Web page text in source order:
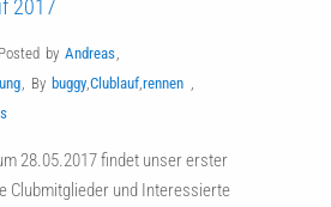
2017
Posted by Andreas,
, By buggy,Clublauf,rennen ,
28.05.2017 findet unser erster
Clubmitglieder und Interessierte